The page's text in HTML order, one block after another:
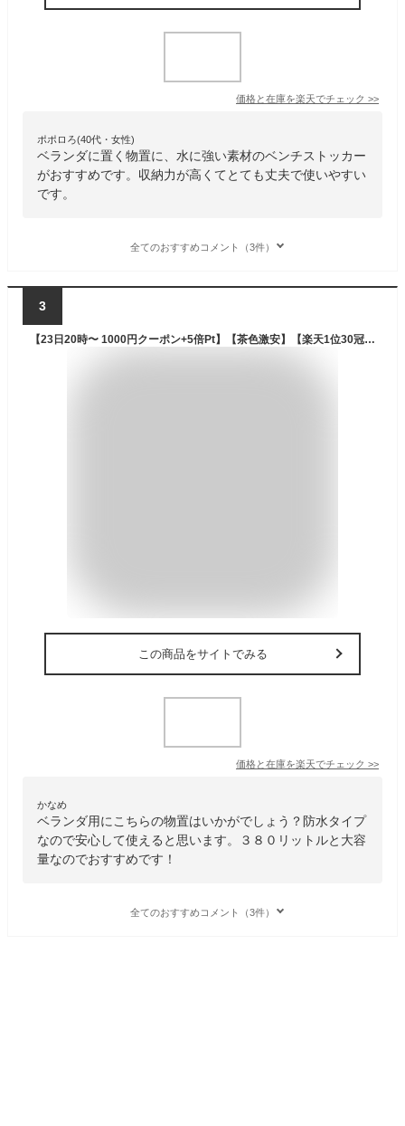
価格と在庫を楽天でチェック >>
ポポロろ(40代・女性)
ベランダに置く物置に、水に強い素材のベンチストッカー
がおすすめです。収納力が高くてとても丈夫で使いやすい
です。
全てのおすすめコメント（3件）
3
【23日20時〜 1000円クーポン+5倍Pt】【茶色激安】【楽天1位30冠】Alebert 屋外 収納ボックス 大容量 380L 570L 防水 屋外 ゴミ箱 屋外ストッカー 物置 収納庫 ベランダ収納 倉庫 ストッカー 屋外収納 ガーデン収納 ベンチ コンテナ ガーデン 庭 ベランダ 整理整頓 野外
この商品をサイトでみる
価格と在庫を楽天でチェック >>
かなめ
ベランダ用にこちらの物置はいかがでしょう？防水タイプ
なので安心して使えると思います。３８０リットルと大容
量なのでおすすめです！
全てのおすすめコメント（3件）